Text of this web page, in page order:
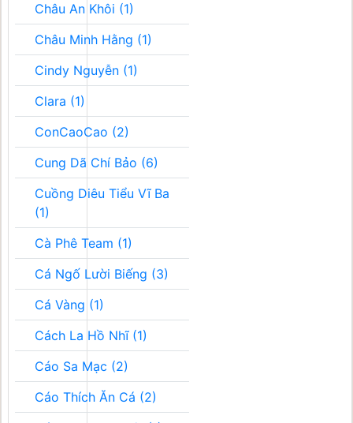
Châu An Khôi (1)
Châu Minh Hằng (1)
Cindy Nguyễn (1)
Clara (1)
ConCaoCao (2)
Cung Dã Chí Bảo (6)
Cuồng Diêu Tiểu Vĩ Ba
(1)
Cà Phê Team (1)
Cá Ngố Lười Biếng (3)
Cá Vàng (1)
Cách La Hồ Nhĩ (1)
Cáo Sa Mạc (2)
Cáo Thích Ăn Cá (2)